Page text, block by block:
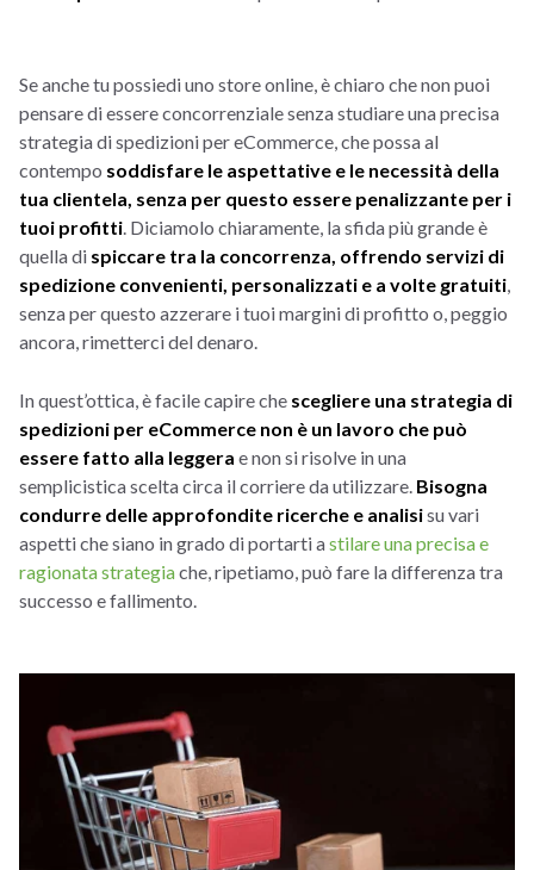
Se anche tu possiedi uno store online, è chiaro che non puoi
pensare di essere concorrenziale senza studiare una precisa
strategia di spedizioni per eCommerce, che possa al
contempo soddisfare le aspettative e le necessità della
tua clientela, senza per questo essere penalizzante per i
tuoi profitti . Diciamolo chiaramente, la sfida più grande è
quella di spiccare tra la concorrenza, offrendo servizi di
spedizione convenienti, personalizzati e a volte gratuiti
senza per questo azzerare i tuoi margini di profitto o, peggio
ancora, rimetterci del denaro.
In quest’ottica, è facile capire che scegliere una strategia di
spedizioni per eCommerce non è un lavoro che può
essere fatto alla leggera e non si risolve in una
semplicistica scelta circa il corriere da utilizzare. Bisogna
condurre delle approfondite ricerche e analisisu vari
aspetti che siano in grado di portarti astilare una precisa e
ragionata strategiache, ripetiamo, può fare la differenza tra
successo e fallimento.